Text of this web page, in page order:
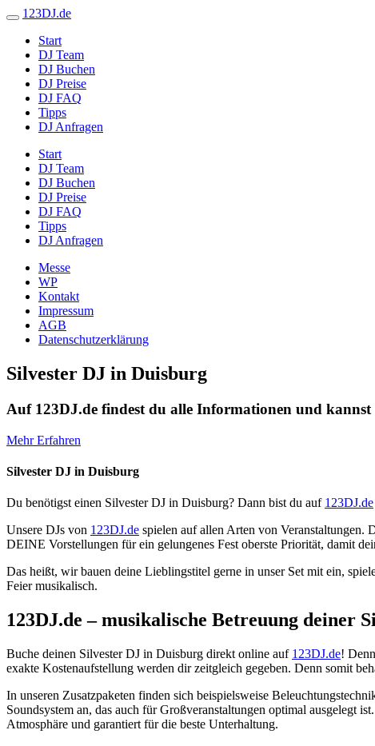
123DJ.de
Start
DJ Team
DJ Buchen
DJ Preise
DJ FAQ
Tipps
DJ Anfragen
Start
DJ Team
DJ Buchen
DJ Preise
DJ FAQ
Tipps
DJ Anfragen
Messe
WP
Kontakt
Impressum
AGB
Datenschutzerklärung
Silvester DJ in Duisburg
Auf 123DJ.de findest du alle Informationen und
Mehr Erfahren
Silvester DJ in Duisburg
Du benötigst einen Silvester DJ in Duisburg? Dann bist du auf 123DJ.de
Unsere DJs von 123DJ.de spielen auf allen Arten von Veranstaltungen.
DEINE Vorstellungen für ein gelungenes Fest oberste Priorität, damit
Das heißt, wir bauen deine Lieblingstitel gerne in unser Set mit ein,
Feier musikalisch.
123DJ.de – musikalische Betreuung deiner
Buche deinen Silvester DJ in Duisburg direkt online auf 123DJ.de!
exakte Kostenaufstellung werden dir zeitgleich gegeben. Denn somit
In unseren Zusatzpaketen finden sich beispielsweise
Soundsystem an, das auch für Großveranstaltungen optimal ausgelegt
Atmosphäre und garantiert für die beste Unterhaltung.